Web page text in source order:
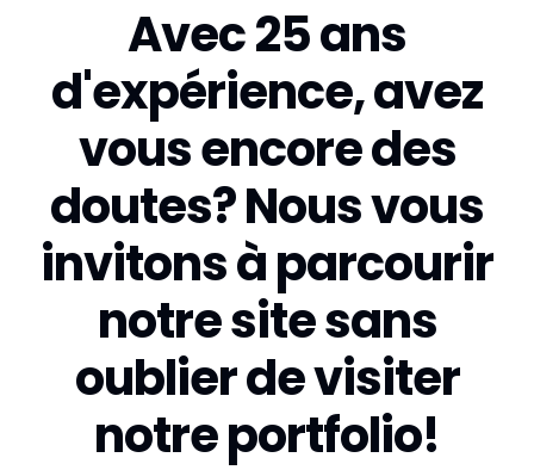
Avec 25 ans
d'expérience, avez
vous encore des
doutes? Nous vous
invitons à parcourir
notre site sans
oublier de visiter
notre portfolio!